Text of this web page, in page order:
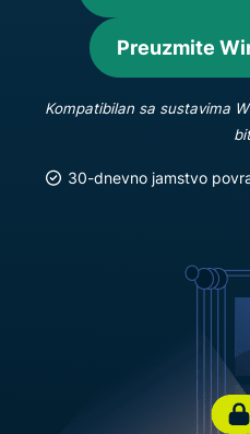
Preuzmite
Kompatibilan sa sustavima
30-dnevno jamstvo